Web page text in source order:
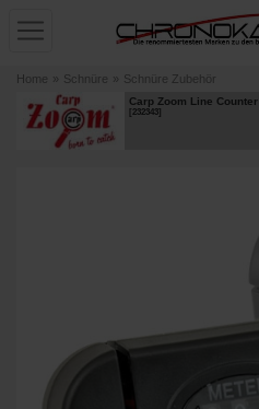
Home » Schnüre » Schnüre Zubehör
Carp Zoom Line Counter
[232343]